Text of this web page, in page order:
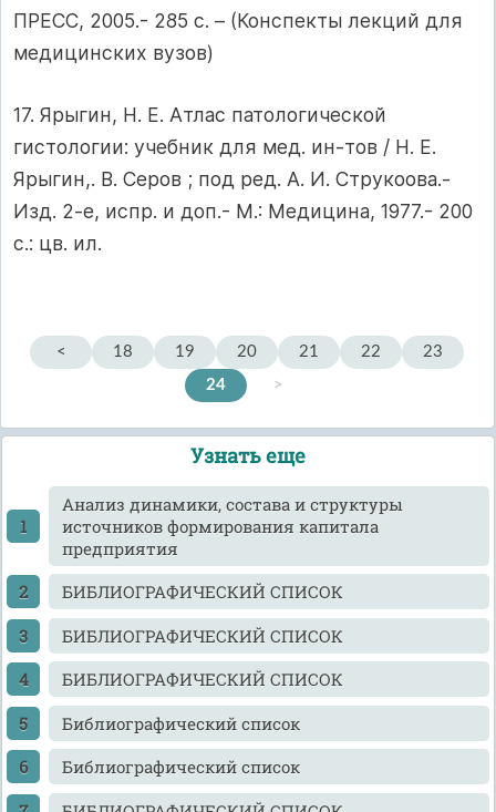
ПРЕСС, 2005.- 285 с. – (Конспекты лекций для
медицинских вузов)
17. Ярыгин, Н. Е. Атлас патологической
гистологии: учебник для мед. ин-тов / Н. Е.
Ярыгин,. В. Серов ; под ред. А. И. Струкоова.-
Изд. 2-е, испр. и доп.- М.: Медицина, 1977.- 200
с.: цв. ил.
< 18 19 20 21 22
23
24
>
Узнать еще
Анализ динамики, состава и структуры
источников формирования капитала
предприятия
БИБЛИОГРАФИЧЕСКИЙ СПИСОК
БИБЛИОГРАФИЧЕСКИЙ СПИСОК
БИБЛИОГРАФИЧЕСКИЙ СПИСОК
Библиографический список
Библиографический список